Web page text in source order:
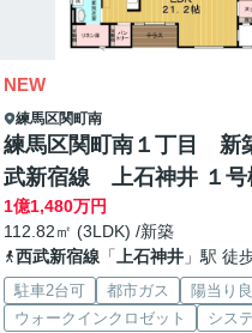
NEW
練馬区関町南
練馬区関町南１丁目
武新宿線 上石神井 １号
1億1,480万円
112.82㎡ (3LDK) /新築
西武新宿線「 上石神井」駅 徒
駐車2台可 都市ガス 陽当り
ウォークインクロゼット
シス